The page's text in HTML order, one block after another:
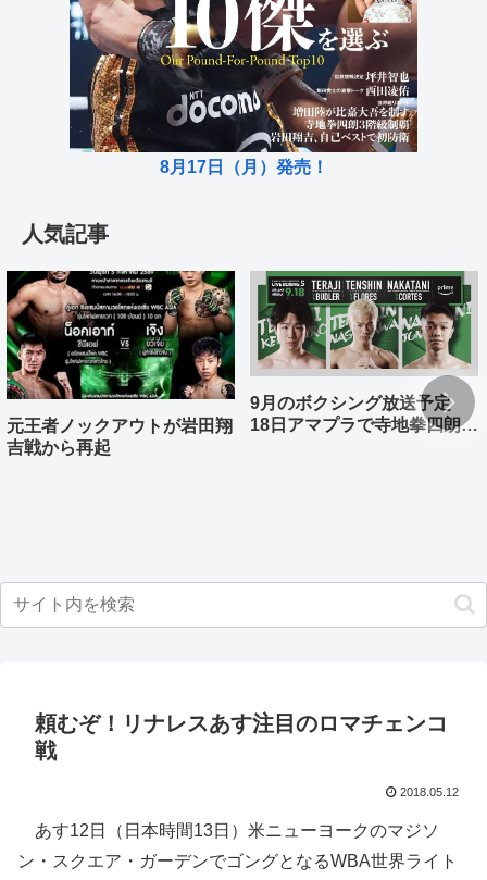
8月17日（月）発売！
人気記事
元王者ノックアウトが岩田翔
吉戦から再起
9月のボクシング放送予定
18日アマプラで寺地拳四朗、
頼むぞ！リナレスあす注目のロマチェンコ
戦
2018.05.12
あす12日（日本時間13日）米ニューヨークのマジソ
ン・スクエア・ガーデンでゴングとなるWBA世界ライト